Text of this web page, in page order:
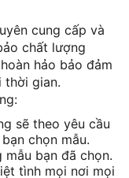
cung cấp và
chất lượng
hảo bảo đảm
thời gian.
sẽ theo yêu cầu
chọn mẫu.
bạn đã chọn.
tình mọi nơi mọi